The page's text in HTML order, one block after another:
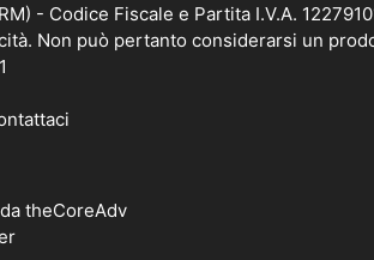
- Codice Fiscale e Partita I.V.A.
Non può pertanto considerarsi un
theCoreAdv